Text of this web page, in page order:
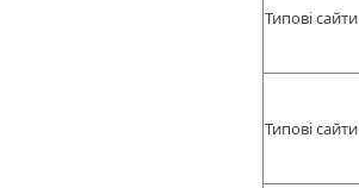
Типові сайти
Типові сайти